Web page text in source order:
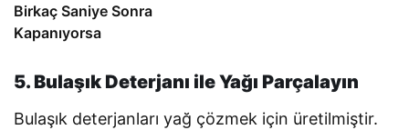
Birkaç Saniye Sonra
Kapanıyorsa
5. Bulaşık Deterjanı ile Yağı Parçalayın
Bulaşık deterjanları yağ çözmek için üretilmiştir.